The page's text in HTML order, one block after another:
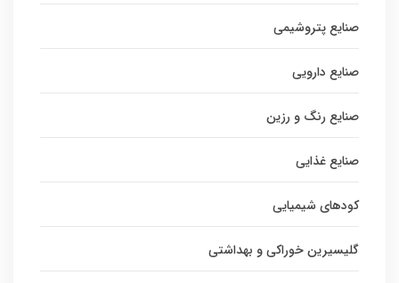
صنایع پتروشیمی
صنایع دارویی
صنایع رنگ و رزین
صنایع غذایی
کودهای شیمیایی
گلیسیرین خوراکی و بهداشتی